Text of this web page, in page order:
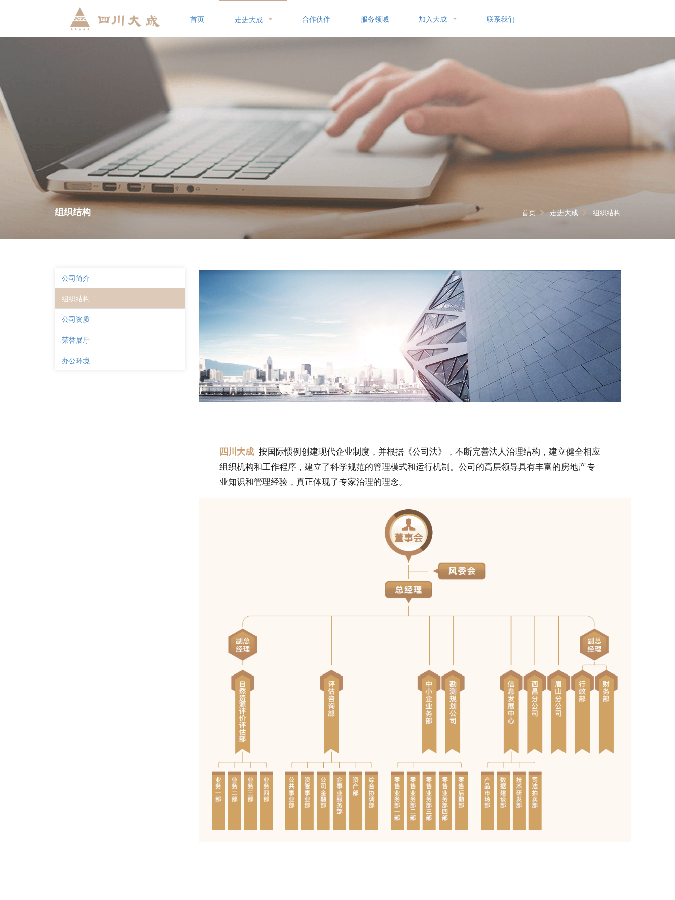
首页 走进大成 合作伙伴 服务领域 加入大成 联系我们
组织结构 首页 走进大成 组织结构
公司简介
组织结构
公司资质
荣誉展厅
办公环境
四川大成 按国际惯例创建现代企业制度，并根据《公司法》，不断完善法人治理结构，建立健全相应
组织机构和工作程序，建立了科学规范的管理模式和运行机制。公司的高层领导具有丰富的房地产专
业知识和管理经验，真正体现了专家治理的理念。